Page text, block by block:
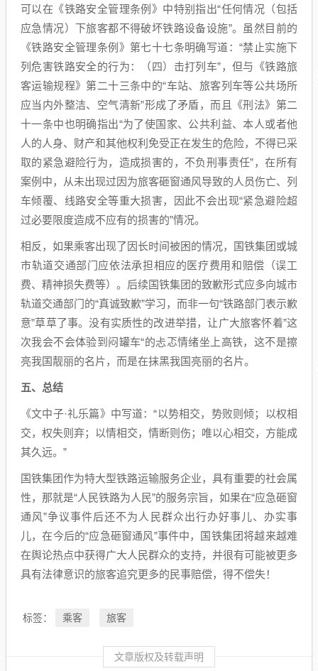
可以在《铁路安全管理条例》中特别指出“任何情况（包括
应急情况）下旅客都不得破坏铁路设备设施”。虽然目前的
《铁路安全管理条例》第七十七条明确写道：“禁止实施下
列危害铁路安全的行为：（四）击打列车”，但与《铁路旅
客运输规程》第二十三条中的“车站、旅客列车等公共场所
应当内外整洁、空气清新”形成了矛盾，而且《刑法》第二
十一条中也明确指出“为了使国家、公共利益、本人或者他
人的人身、财产和其他权利免受正在发生的危险，不得已采
取的紧急避险行为，造成损害的，不负刑事责任”，在所有
案例中，从未出现过因为旅客砸窗通风导致的人员伤亡、列
车倾覆、线路安全等重大损害，因此不会出现“紧急避险超
过必要限度造成不应有的损害的”情况。
相反，如果乘客出现了因长时间被困的情况，国铁集团或城
市轨道交通部门应依法承担相应的医疗费用和赔偿（误工
费、精神损失费等）。后续国铁集团的致歉形式应多向城市
轨道交通部门的“真诚致歉”学习，而非一句“铁路部门表示歉
意”草草了事。没有实质性的改进举措，让广大旅客怀着”这
次我会不会体验到闷罐车“的忐忑情绪坐上高铁，这不是擦
亮我国靓丽的名片，而是在抹黑我国亮丽的名片。
五、总结
《文中子·礼乐篇》中写道：“以势相交，势败则倾；以权相
交，权失则弃；以情相交，情断则伤；唯以心相交，方能成
其久远。”
国铁集团作为特大型铁路运输服务企业，具有重要的社会属
性，那就是“人民铁路为人民”的服务宗旨，如果在“应急砸窗
通风”争议事件后还不为人民群众出行办好事儿、办实事
儿，在今后的“应急砸窗通风”事件中，国铁集团将越来越难
在舆论热点中获得广大人民群众的支持，并很有可能被更多
具有法律意识的旅客追究更多的民事赔偿，得不偿失！
标签： 乘客 旅客
文章版权及转载声明